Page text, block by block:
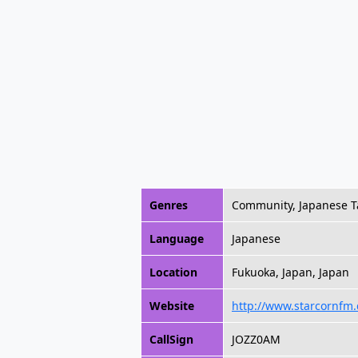
Genres Community, Japanese
Language Japanese
Location Fukuoka, Japan, Japan
Website http://
CallSign JOZZ0AM